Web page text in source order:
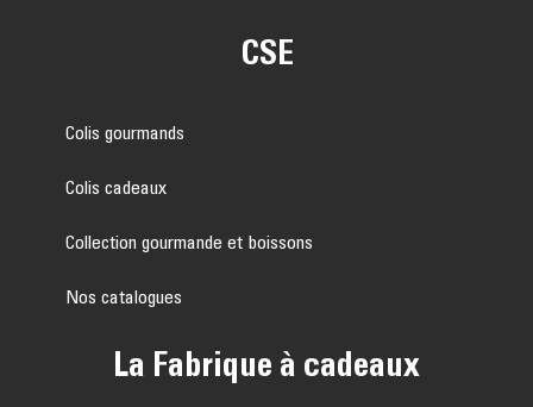
CSE
Colis gourmands
Colis cadeaux
Collection gourmande et boissons
Nos catalogues
La Fabrique à cadeaux